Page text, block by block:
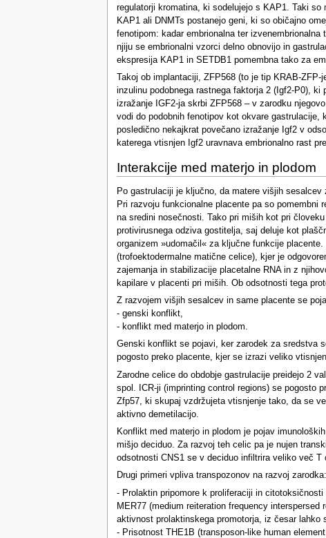
regulatorji kromatina, ki sodelujejo s KAP1. Taki so
KAP1 ali DNMTs postanejo geni, ki so običajno
fenotipom: kadar embrionalna ter
njiju se embrionalni vzorci delno obnovijo in
ekspresija KAP1 in SETDB1 pomembna tako za
Takoj ob implantaciji, ZFP568 (to je tip KRAB-
inzulinu podobnega rastnega faktorja 2 (Igf2-P0),
izražanje IGF2-ja skrbi ZFP568 – v zarodku
vodi do podobnih fenotipov kot okvare
posledično nekajkrat povečano izražanje Igf2 v
katerega vtisnjen Igf2 uravnava embrionalno rast
Interakcije med materjo in plodom
Po gastrulaciji je ključno, da matere višjih
Pri razvoju funkcionalne placente pa so pomembni
na sredini nosečnosti. Tako pri miših kot pri
protivirusnega odziva gostitelja, saj deluje kot
organizem »udomačil« za ključne funkcije
(trofoektodermalne matične celice), kjer je
zajemanja in stabilizacije placetalne RNA in z
kapilare v placenti pri miših. Ob odsotnosti tega
Z razvojem višjih sesalcev in same placente se
- genski konflikt,
- konflikt med materjo in plodom.
Genski konflikt se pojavi, ker zarodek za sredstva
pogosto preko placente, kjer se izrazi veliko
Zarodne celice do obdobje gastrulacije preidejo 2
spol. ICR-ji (imprinting control regions) se pogosto
Zfp57, ki skupaj vzdržujeta vtisnjenje tako, da se
aktivno demetilacijo.
Konflikt med materjo in plodom je pojav
mišjo deciduo. Za razvoj teh celic pa je nujen
odsotnosti CNS1 se v deciduo infiltrira veliko več
Drugi primeri vpliva transpozonov na razvoj zarodka:
- Prolaktin pripomore k proliferaciji in
MER77 (medium reiteration frequency
aktivnost prolaktinskega promotorja, iz česar
- Prisotnost THE1B (transposon-like human